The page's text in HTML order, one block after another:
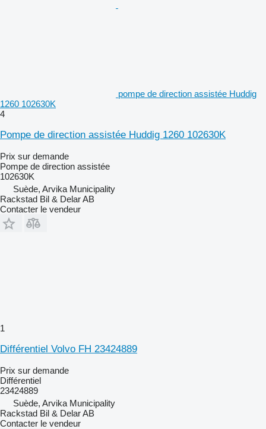
pompe de direction assistée Huddig
1260 102630K
4
Pompe de direction assistée Huddig 1260 102630K
Prix sur demande
Pompe de direction assistée
102630K
Suède, Arvika Municipality
Rackstad Bil & Delar AB
Contacter le vendeur
1
Différentiel Volvo FH 23424889
Prix sur demande
Différentiel
23424889
Suède, Arvika Municipality
Rackstad Bil & Delar AB
Contacter le vendeur